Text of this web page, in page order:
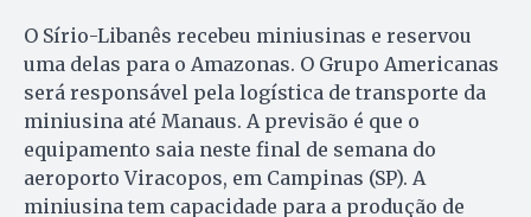
O Sírio-Libanês recebeu miniusinas e reservou
uma delas para o Amazonas. O Grupo Americanas
será responsável pela logística de transporte da
miniusina até Manaus. A previsão é que o
equipamento saia neste final de semana do
aeroporto Viracopos, em Campinas (SP). A
miniusina tem capacidade para a produção de